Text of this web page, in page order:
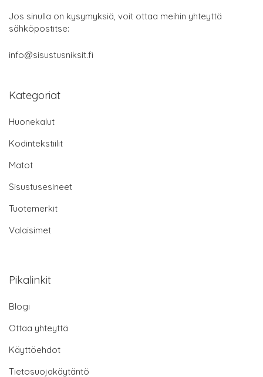
Jos sinulla on kysymyksiä, voit ottaa meihin yhteyttä
sähköpostitse:
info@sisustusniksit.fi
Kategoriat
Huonekalut
Kodintekstiilit
Matot
Sisustusesineet
Tuotemerkit
Valaisimet
Pikalinkit
Blogi
Ottaa yhteyttä
Käyttöehdot
Tietosuojakäytäntö